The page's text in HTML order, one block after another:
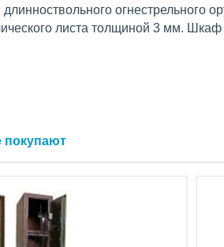
огнестрельного
листа толщиной 3 мм.
покупают